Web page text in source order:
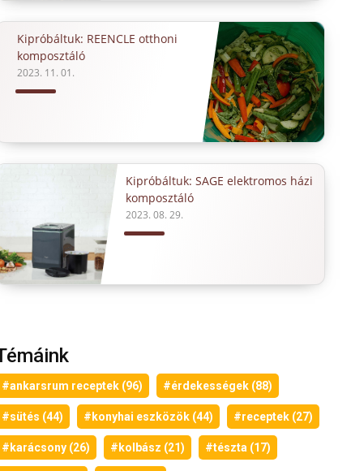
Kipróbáltuk: REENCLE otthoni
komposztáló
2023. 11. 01.
Kipróbáltuk: SAGE elektromos házi
komposztáló
2023. 08. 29.
#ankarsrum receptek (96) #érdekességek (88)
#sütés (44) #konyhai eszközök (44) #receptek (27)
#karácsony (26) #kolbász (21) #tészta (17)